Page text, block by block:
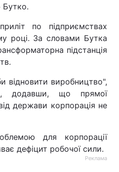
по підприємствах
році. За словами Бутка
підстанція
відновити виробництво",
додавши, що прямої
держави корпорація не
для корпорації
дефіцит робочої сили.
Реклама